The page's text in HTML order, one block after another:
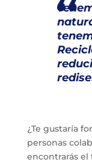
¿Te gustaría
personas
encontrarás